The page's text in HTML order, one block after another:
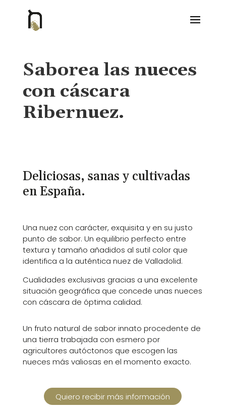
Saborea las nueces
con cáscara
Ribernuez.
Deliciosas, sanas y cultivadas
en España.
Una nuez con carácter, exquisita y en su justo
punto de sabor. Un equilibrio perfecto entre
textura y tamaño añadidos al sutil color que
identifica a la auténtica nuez de Valladolid.
Cualidades exclusivas gracias a una excelente
situación geográfica que concede unas nueces
con cáscara de óptima calidad.
Un fruto natural de sabor innato procedente de
una tierra trabajada con esmero por
agricultores autóctonos que escogen las
nueces más valiosas en el momento exacto.
Quiero recibir más información